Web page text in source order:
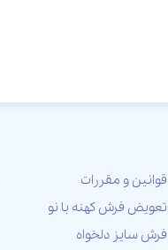
قوانین و مقررات
تعویض فرش کهنه با نو
فرش سایز دلخواه